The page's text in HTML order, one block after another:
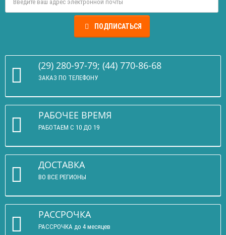
ПОДПИСАТЬСЯ
(29) 280-97-79; (44) 770-86-68
ЗАКАЗ ПО ТЕЛЕФОНУ
РАБОЧЕЕ ВРЕМЯ
РАБОТАЕМ С 10 ДО 19
ДОСТАВКА
ВО ВСЕ РЕГИОНЫ
РАССРОЧКА
РАССРОЧКА до 4 месяцев